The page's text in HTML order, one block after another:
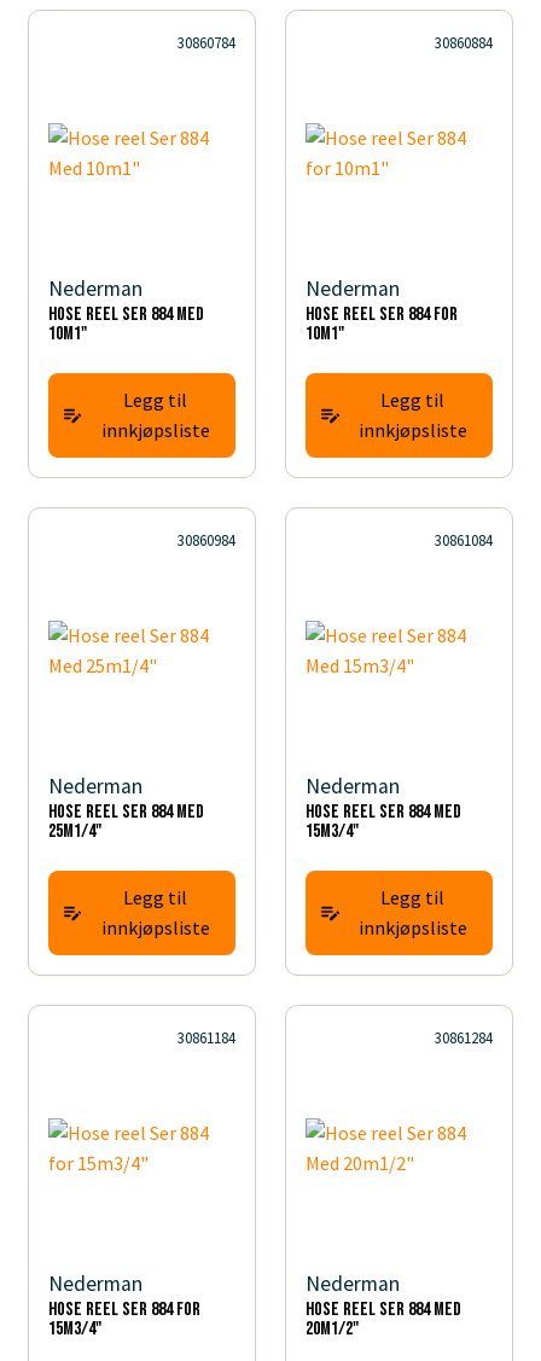
30860784
Nederman
Hose reel Ser 884 Med
10m1"
Legg til
innkjøpsliste
30860884
Nederman
Hose reel Ser 884 for
10m1"
Legg til
innkjøpsliste
30860984
Nederman
Hose reel Ser 884 Med
25m1/4"
Legg til
innkjøpsliste
30861084
Nederman
Hose reel Ser 884 Med
15m3/4"
Legg til
innkjøpsliste
30861184
Nederman
Hose reel Ser 884 for
15m3/4"
30861284
Nederman
Hose reel Ser 884 Med
20m1/2"